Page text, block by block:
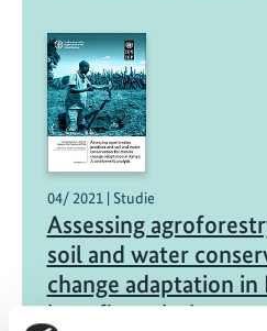
04/ 2021 | Studie
Assessing
soil and water
change adaptation in
benefit analysis